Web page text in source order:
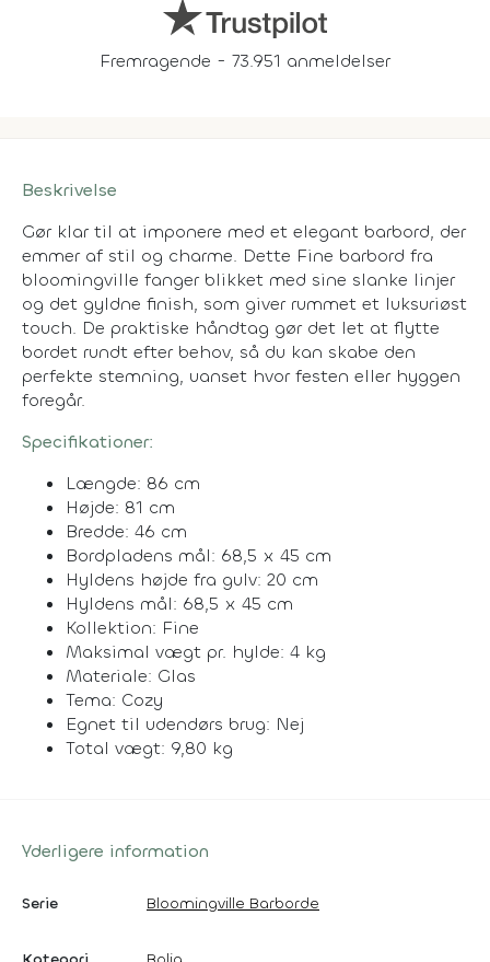
Fremragende - 73.951 anmeldelser
Beskrivelse
Gør klar til at imponere med et elegant barbord, der
emmer af stil og charme. Dette Fine barbord fra
bloomingville fanger blikket med sine slanke linjer
og det gyldne finish, som giver rummet et luksuriøst
touch. De praktiske håndtag gør det let at flytte
bordet rundt efter behov, så du kan skabe den
perfekte stemning, uanset hvor festen eller hyggen
foregår.
Specifikationer:
Længde: 86 cm
Højde: 81 cm
Bredde: 46 cm
Bordpladens mål: 68,5 x 45 cm
Hyldens højde fra gulv: 20 cm
Hyldens mål: 68,5 x 45 cm
Kollektion: Fine
Maksimal vægt pr. hylde: 4 kg
Materiale: Glas
Tema: Cozy
Egnet til udendørs brug: Nej
Total vægt: 9,80 kg
Yderligere information
Serie Bloomingville Barborde